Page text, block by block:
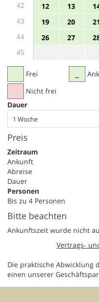
42 12 13
43 19 20 21
44 26 27
45
Frei
Nicht frei
Dauer
1 Woche
Preis
Zeitraum
Ankunft
Abreise
Dauer
Personen
Bis zu 4 Personen
Bitte beachten
Ankunftszeit wurde nicht
Vertrags-
Die praktische Abwicklung
einen unserer